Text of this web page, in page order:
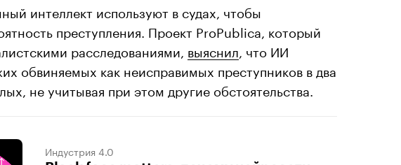
интеллект используют в судах, чтобы
преступления. Проект ProPublica, который
расследованиями, выяснил , что ИИ
обвиняемых как неисправимых преступников в два
не учитывая при этом другие обстоятельства.
Индустрия 4.0